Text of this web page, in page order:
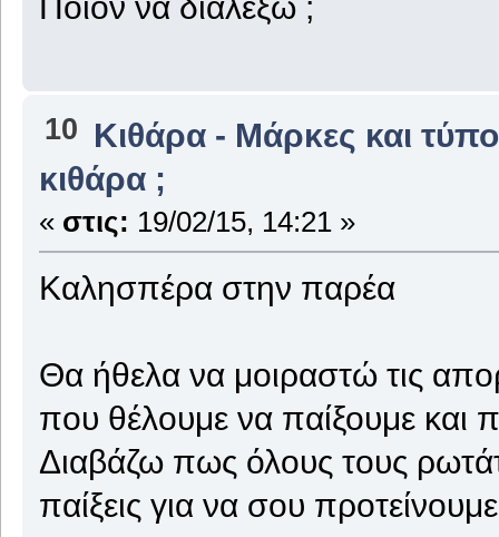
10 Κιθάρα - Μάρκες και
κιθάρα ;
« στις: 19/02/15, 14:21 »
Καλησπέρα στην παρέα
Θα ήθελα να μοιραστώ τις
που θέλουμε να παίξουμε και
Διαβάζω πως όλους τους
παίξεις για να σου